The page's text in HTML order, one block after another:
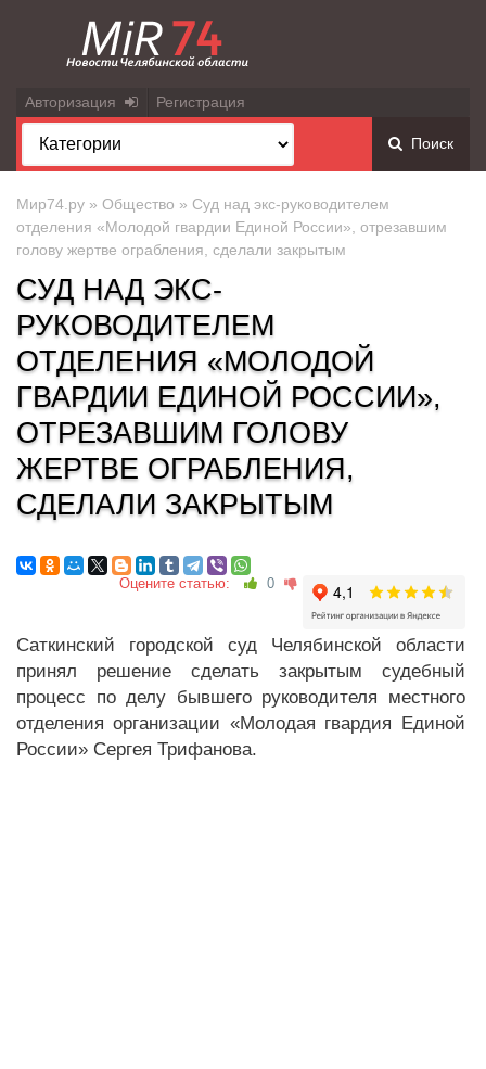
Авторизация Регистрация
Поиск
Мир74.ру » Общество » Суд над экс-руководителем
отделения «Молодой гвардии Единой России», отрезавшим
голову жертве ограбления, сделали закрытым
СУД НАД ЭКС-
РУКОВОДИТЕЛЕМ
ОТДЕЛЕНИЯ «МОЛОДОЙ
ГВАРДИИ ЕДИНОЙ РОССИИ»,
ОТРЕЗАВШИМ ГОЛОВУ
ЖЕРТВЕ ОГРАБЛЕНИЯ,
СДЕЛАЛИ ЗАКРЫТЫМ
Оцените статью: 0
Саткинский городской суд Челябинской области
принял решение сделать закрытым судебный
процесс по делу бывшего руководителя местного
отделения организации «Молодая гвардия Единой
России» Сергея Трифанова.